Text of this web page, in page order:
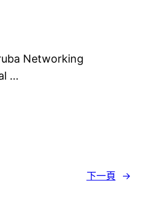
Networking
…
下一頁 →